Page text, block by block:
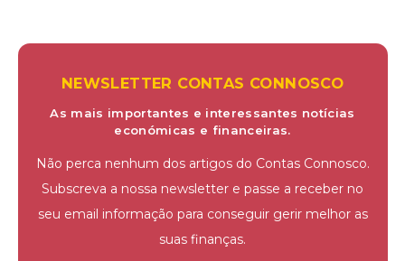
NEWSLETTER CONTAS CONNOSCO
As mais importantes e interessantes notícias
económicas e financeiras.
Não perca nenhum dos artigos do Contas Connosco.
Subscreva a nossa newsletter e passe a receber no
seu email informação para conseguir gerir melhor as
suas finanças.